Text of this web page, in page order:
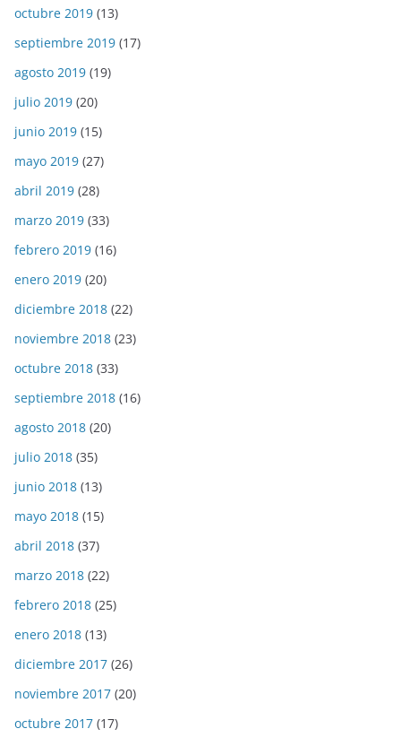
octubre 2019 (13)
septiembre 2019 (17)
agosto 2019 (19)
julio 2019 (20)
junio 2019 (15)
mayo 2019 (27)
abril 2019 (28)
marzo 2019 (33)
febrero 2019 (16)
enero 2019 (20)
diciembre 2018 (22)
noviembre 2018 (23)
octubre 2018 (33)
septiembre 2018 (16)
agosto 2018 (20)
julio 2018 (35)
junio 2018 (13)
mayo 2018 (15)
abril 2018 (37)
marzo 2018 (22)
febrero 2018 (25)
enero 2018 (13)
diciembre 2017 (26)
noviembre 2017 (20)
octubre 2017 (17)